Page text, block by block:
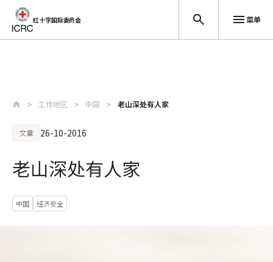
红十字国际委员会 菜单
工作地区 中国 老山深处有人家
文章 26-10-2016
老山深处有人家
中国 经济安全